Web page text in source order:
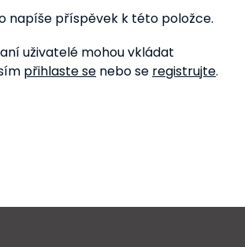
napíše příspěvek k této položce.
uživatelé mohou vkládat
přihlaste se nebo se registrujte.